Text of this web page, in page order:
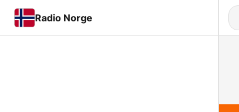
Radio Norge